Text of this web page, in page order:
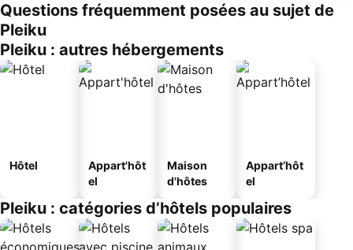
Questions fréquemment posées au sujet de
Pleiku
Pleiku : autres hébergements
Hôtel
Appart'hôt
el
Maison
d'hôtes
Appart’hôt
el
Pleiku : catégories d’hôtels populaires